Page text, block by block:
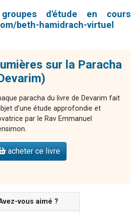
d'étude en cours
beth-hamidrach-virtuel
sur la Paracha
paracha du livre de Devarim fait
d'une étude approfondie et
par le Rav Emmanuel
acheter ce livre
vous aimé ?